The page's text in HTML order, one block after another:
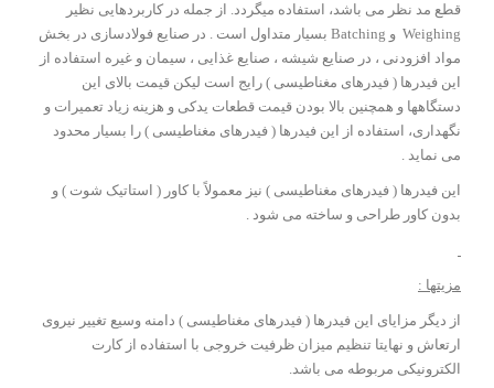
قطع مد نظر می باشد، استفاده میگردد. از جمله در کاربردهایی نظیر
Weighing و Batching بسیار متداول است . در صنایع فولادسازی در بخش
مواد افزودنی ، در صنایع شیشه ، صنایع غذایی ، سیمان و غیره استفاده از
این فیدرها ( فیدرهای مغناطیسی ) رایج است لیکن قیمت بالای این
دستگاهها و همچنین بالا بودن قیمت قطعات یدکی و هزینه زیاد تعمیرات و
نگهداری، استفاده از این فیدرها ( فیدرهای مغناطیسی ) را بسیار محدود
می نماید .
این فیدرها ( فیدرهای مغناطیسی ) نیز معمولاً با کاور ( استاتیک شوت ) و
بدون کاور طراحی و ساخته می شود .
مزیتها :
از ديگر مزايای اين فيدرها ( فیدرهای مغناطیسی ) دامنه وسيع تغيير نيروی
ارتعاش و نهايتا تنظيم ميزان ظرفيت خروجی با استفاده از کارت
الکترونيکی مربوطه می باشد.